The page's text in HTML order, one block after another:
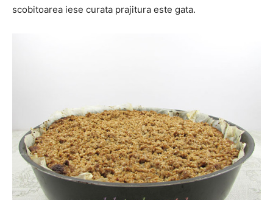
scobitoarea iese curata prajitura este gata.